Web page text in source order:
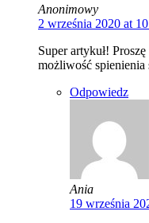
Anonimowy
2 września 2020 at
Super artykuł!
możliwość spienienia
Odpowiedz
Ania
19 września